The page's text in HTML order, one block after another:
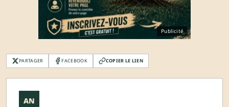
Publicité
PARTAGER FACEBOOK COPIER LE LIEN
AN